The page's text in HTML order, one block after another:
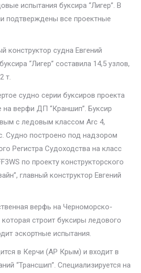
испытания буксира “Лигер”. В
подтверждены все проектные
конструктор судна Евгений
“Лигер” составила 14,5 узлов,
т.
судно серии буксиров проекта
на верфи ДП “Краншип”. Буксир
с ледовым классом Arc 4,
Судно построено под надзором
Регистра Судоходства на класс
по проекту конструкторского
главный конструктор Евгений
верфь на Черноморско-
строит буксиры ледового
эскортные испытания.
в Керчи (АР Крым) и входит в
“Трансшип”. Специализируется на